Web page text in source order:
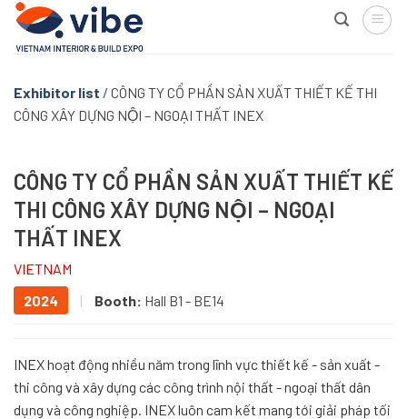
Skip
content
Exhibitor list / CÔNG TY CỔ PHẦN SẢN XUẤT THIẾT KẾ THI
CÔNG XÂY DỰNG NỘI – NGOẠI THẤT INEX
CÔNG TY CỔ PHẦN SẢN XUẤT THIẾT KẾ
THI CÔNG XÂY DỰNG NỘI – NGOẠI
THẤT INEX
VIETNAM
2024
| Booth: Hall B1 - BE14
INEX hoạt động nhiều năm trong lĩnh vực thiết kế - sản xuất -
thi công và xây dựng các công trình nội thất - ngoại thất dân
dụng và công nghiệp. INEX luôn cam kết mang tới giải pháp tối